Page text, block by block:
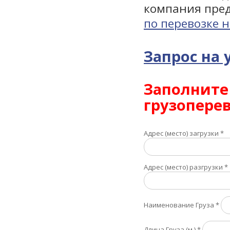
компания
по перевозке
Запрос на
Адрес (место) загрузки *
Адрес (место) разгрузки *
Наименование Груза *